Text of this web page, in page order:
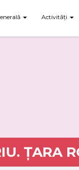
Activități
ȚARA